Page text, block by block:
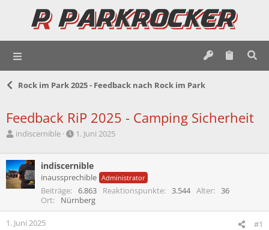
Rock im Park 2025 - Feedback nach Rock im Park
Feedback RiP 2025 - Camping Sicherheit
E
t
e
l
e
r
indiscernible
E
t
e
l
t
1. Juni 2025
indiscernible
inaussprechible Administrator
Beiträge 6.863 Reaktionspunkte 3.544 Alter
36
Ort
Nürnberg
1. Juni 2025 #1